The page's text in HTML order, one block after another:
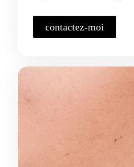
contactez-moi